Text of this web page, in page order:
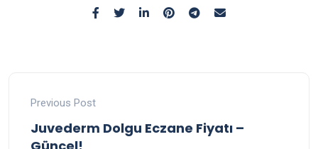
Previous Post
Juvederm Dolgu Eczane Fiyatı –